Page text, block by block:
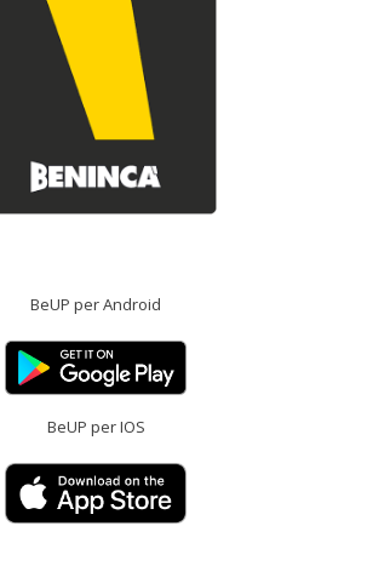
BeUP per Android
BeUP per IOS